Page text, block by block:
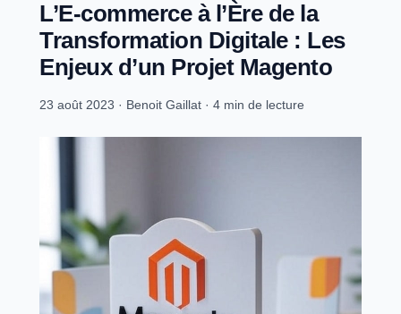
L’E-commerce à l’Ère de la
Transformation Digitale : Les
Enjeux d’un Projet Magento
23 août 2023 · Benoit Gaillat · 4 min de lecture